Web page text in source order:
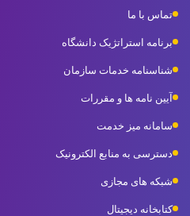
تماس با ما
برنامه استراتژیک دانشگاه
شناسنامه خدمات سازمان
آیین نامه ها و مقررات
سامانه میز خدمت
دسترسی به منابع الکترونیک
شبکه های مجازی
کتابخانه دیجیتال